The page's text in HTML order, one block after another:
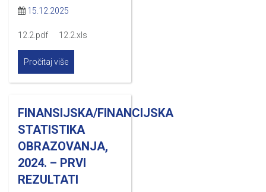
15.12.2025
12.2.pdf 12.2.xls
Pročitaj više
FINANSIJSKA/FINANCIJSKA
STATISTIKA
OBRAZOVANJA,
2024. – PRVI
REZULTATI